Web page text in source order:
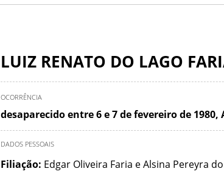
LUIZ RENATO DO LAGO
OCORRÊNCIA
desaparecido entre 6 e 7 de fevereiro de
DADOS PESSOAIS
Filiação: Edgar Oliveira Faria e Alsina Pereyra